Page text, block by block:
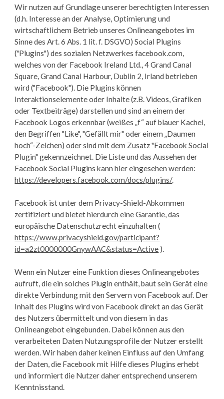
Wir nutzen auf Grundlage unserer berechtigten Interessen
(d.h. Interesse an der Analyse, Optimierung und
wirtschaftlichem Betrieb unseres Onlineangebotes im
Sinne des Art. 6 Abs. 1 lit. f. DSGVO) Social Plugins
("Plugins") des sozialen Netzwerkes facebook.com,
welches von der Facebook Ireland Ltd., 4 Grand Canal
Square, Grand Canal Harbour, Dublin 2, Irland betrieben
wird ("Facebook"). Die Plugins können
Interaktionselemente oder Inhalte (z.B. Videos, Grafiken
oder Textbeiträge) darstellen und sind an einem der
Facebook Logos erkennbar (weißes „f“ auf blauer Kachel,
den Begriffen "Like", "Gefällt mir" oder einem „Daumen
hoch“-Zeichen) oder sind mit dem Zusatz "Facebook Social
Plugin" gekennzeichnet. Die Liste und das Aussehen der
Facebook Social Plugins kann hier eingesehen werden:
https://developers.facebook.com/docs/plugins/.
Facebook ist unter dem Privacy-Shield-Abkommen
zertifiziert und bietet hierdurch eine Garantie, das
europäische Datenschutzrecht einzuhalten (
https://www.privacyshield.gov/participant?
id=a2zt0000000GnywAAC&status=Active ).
Wenn ein Nutzer eine Funktion dieses Onlineangebotes
aufruft, die ein solches Plugin enthält, baut sein Gerät eine
direkte Verbindung mit den Servern von Facebook auf. Der
Inhalt des Plugins wird von Facebook direkt an das Gerät
des Nutzers übermittelt und von diesem in das
Onlineangebot eingebunden. Dabei können aus den
verarbeiteten Daten Nutzungsprofile der Nutzer erstellt
werden. Wir haben daher keinen Einfluss auf den Umfang
der Daten, die Facebook mit Hilfe dieses Plugins erhebt
und informiert die Nutzer daher entsprechend unserem
Kenntnisstand.